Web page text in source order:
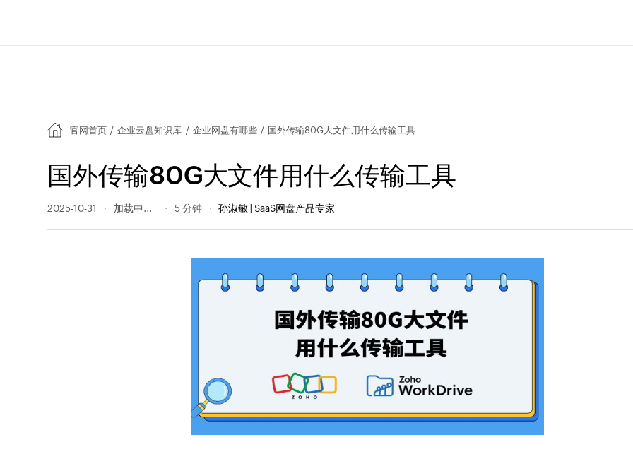
官网首页 / 企业云盘知识库 / 企业网盘有哪些 / 国外传输80G大文件用什么传输工具
国外传输80G大文件用什么传输工具
2025-10-31 68 阅读量 5 分钟 孙淑敏 | SaaS网盘产品专家